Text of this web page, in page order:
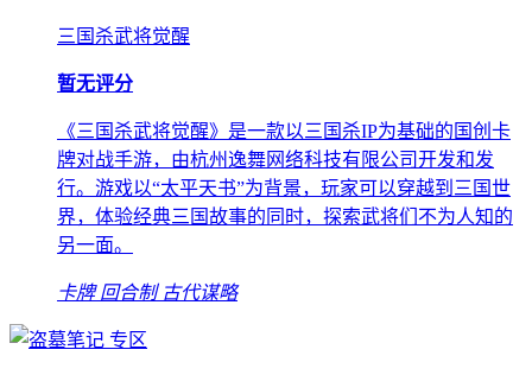
三国杀武将觉醒
暂无评分
《三国杀武将觉醒》是一款以三国杀IP为基础的国创卡
牌对战手游，由杭州逸舞网络科技有限公司开发和发
行。游戏以“太平天书”为背景，玩家可以穿越到三国世
界，体验经典三国故事的同时，探索武将们不为人知的
另一面。
卡牌 回合制 古代谋略
专区